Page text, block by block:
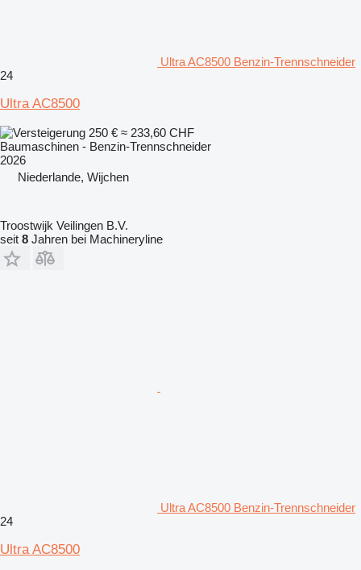
Ultra AC8500 Benzin-Trennschneider
24
Ultra AC8500
250 € ≈ 233,60 CHF
Baumaschinen - Benzin-Trennschneider
2026
Niederlande, Wijchen
Troostwijk Veilingen B.V.
seit 8 Jahren bei Machineryline
Ultra AC8500 Benzin-Trennschneider
24
Ultra AC8500